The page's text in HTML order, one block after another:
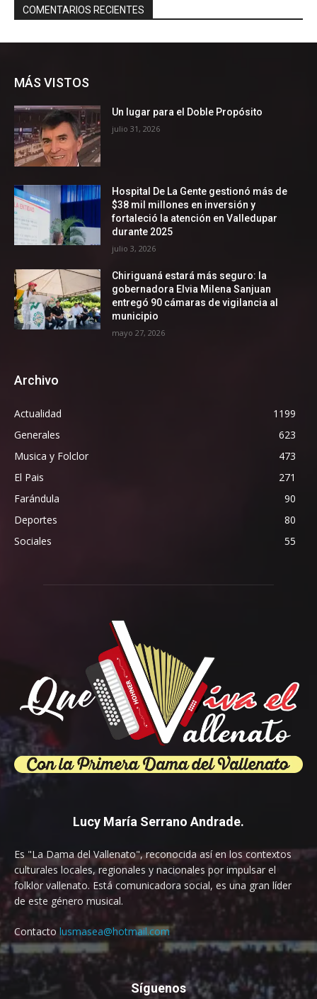
MÁS VISTOS
Un lugar para el Doble Propósito
julio 31, 2026
Hospital De La Gente gestionó más de
$38 mil millones en inversión y
fortaleció la atención en Valledupar
durante 2025
julio 3, 2026
Chiriguaná estará más seguro: la
gobernadora Elvia Milena Sanjuan
entregó 90 cámaras de vigilancia al
municipio
mayo 27, 2026
Archivo
Actualidad
1199
Generales
623
Musica y Folclor
473
El Pais
271
Farándula
90
Deportes
80
Sociales
55
Lucy María Serrano Andrade.
Es "La Dama del Vallenato", reconocida así en los contextos
culturales locales, regionales y nacionales por impulsar el
folklor vallenato. Está comunicadora social, es una gran líder
de este género musical.
Contacto lusmasea@hotmail.com
Síguenos